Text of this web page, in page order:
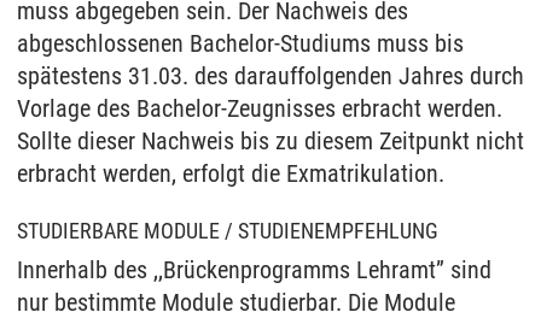
muss abgegeben sein. Der Nachweis des
abgeschlossenen Bachelor-Studiums muss bis
spätestens 31.03. des darauffolgenden Jahres durch
Vorlage des Bachelor-Zeugnisses erbracht werden.
Sollte dieser Nachweis bis zu diesem Zeitpunkt nicht
erbracht werden, erfolgt die Exmatrikulation.
STUDIERBARE MODULE / STUDIENEMPFEHLUNG
Innerhalb des ,,Brückenprogramms Lehramt” sind
nur bestimmte Module studierbar. Die Module